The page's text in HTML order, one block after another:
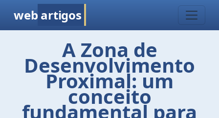
web artigos
A Zona de
Desenvolvimento
Proximal: um
conceito
fundamental para